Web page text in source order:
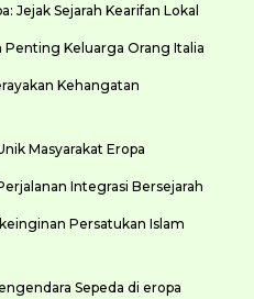
Jejak Sejarah Kearifan Lokal
Penting Keluarga Orang Italia
Kehangatan
Masyarakat Eropa
Integrasi Bersejarah
Persatukan Islam
Sepeda di eropa